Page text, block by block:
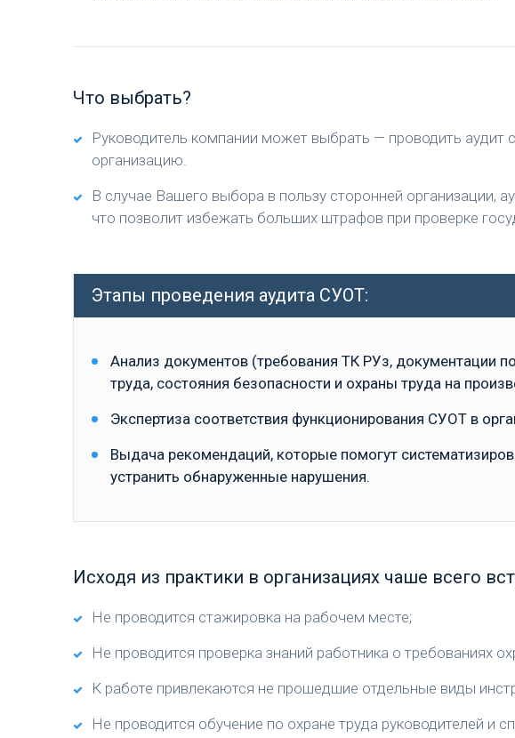
Что выбрать?
Руководитель компании может выбрать — проводить
организацию.
В случае Вашего выбора в пользу сторонней организации,
что позволит избежать больших штрафов при проверке
Этапы проведения аудита СУОТ:
Анализ документов (требования ТК РУз, документации
труда, состояния безопасности и охраны труда на
Экспертиза соответствия функционирования СУОТ в
Выдача рекомендаций, которые помогут
устранить обнаруженные нарушения.
Исходя из практики в организациях чаше всего
Не проводится стажировка на рабочем месте;
Не проводится проверка знаний работника о требованиях
К работе привлекаются не прошедшие отдельные виды
Не проводится обучение по охране труда руководителей и